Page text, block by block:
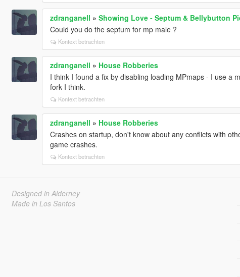
zdranganell » Showing Love - Septum & Bellybutton
Could you do the septum for mp male ?
Kontext betrachten
zdranganell » House Robberies
I think I found a fix by disabling loading MPmaps - I use a
fork I think.
Kontext betrachten
zdranganell » House Robberies
Crashes on startup, don't know about any conflicts with
game crashes.
Kontext betrachten
Designed in Alderney
Made in Los Santos